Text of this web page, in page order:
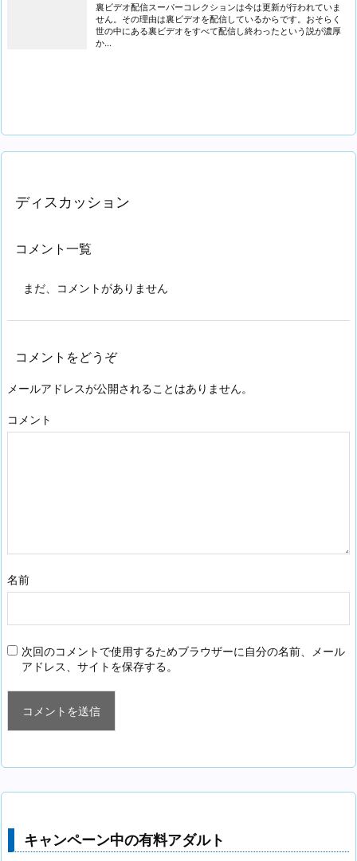
裏ビデオ配信スーパーコレクションは今は更新が行われていま
せん。その理由は裏ビデオを配信しているからです。おそらく
世の中にある裏ビデオをすべて配信し終わったという説が濃厚
か...
ディスカッション
コメント一覧
まだ、コメントがありません
コメントをどうぞ
メールアドレスが公開されることはありません。
コメント
名前
次回のコメントで使用するためブラウザーに自分の名前、メール
アドレス、サイトを保存する。
キャンペーン中の有料アダルト